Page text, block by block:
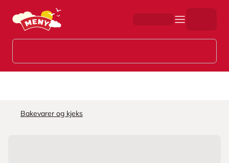
Hopp til hovedinnhold
Bakevarer og kjeks